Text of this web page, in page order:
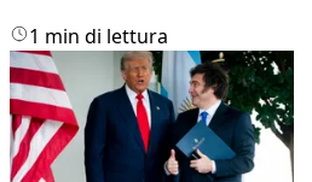
1 min di lettura